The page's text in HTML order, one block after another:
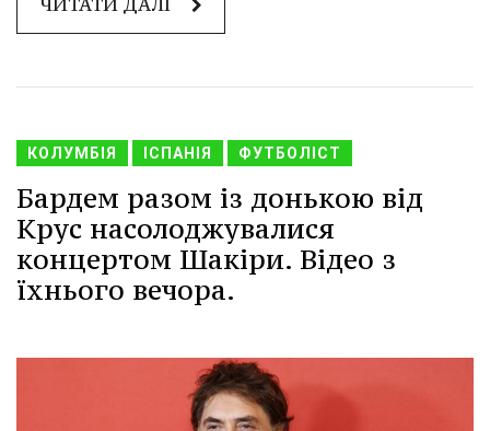
КОЛУМБІЯ ІСПАНІЯ ФУТБОЛІСТ
Бардем разом із донькою від
Крус насолоджувалися
концертом Шакіри. Відео з
їхнього вечора.